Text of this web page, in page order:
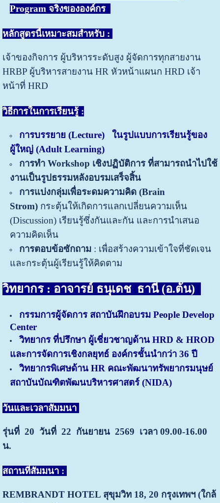
Program จริงขององค์กร
หลักสูตรนี้เหมาะสมสำหรับ :
เจ้าของกิจการ ผู้บริหารระดับสูง ผู้จัดการทุกสายงาน
HRBP ผู้บริหารสายงาน HR หัวหน้าแผนก HRD เจ้า
หน้าที่ HRD
วิธีการในการเรียนรู้:
การบรรยาย (Lecture) ในรูปแบบการเรียนรู้ของ
ผู้ใหญ่ (Adult Learning)
การทำ Workshop เชิงปฏิบัติการ ที่สามารถนำไปใช้
งานเป็นรูปธรรมหลังอบรมเสร็จสิ้น
การแบ่งกลุ่มเพื่อระดมความคิด (Brain
Strom)กระตุ้นให้เกิดการแลกเปลี่ยนความเห็น
(Discussion) เรียนรู้ซึ่งกันและกัน และการนำเสนอ
ความคิดเห็น
การตอบข้อซักถาม: เพื่อสร้างความเข้าใจที่ชัดเจน
และกระตุ้นผู้เรียนรู้ให้คิดตาม
วิทยากร : อาจารย์ ธนุเดช ธานี (อ.ต้น)
กรรมการผู้จัดการ สถาบันฝึกอบรม People Develop
Center
วิทยากร ที่ปรึกษา ผู้เชี่ยวชาญด้าน HRD & HROD
และการจัดการเชิงกลยุทธ์ องค์กรชั้นนำกว่า 36 ปี
วิทยากรพิเศษด้าน HR คณะพัฒนาทรัพยากรมนุษย์
สถาบันบัณฑิตพัฒนบริหารศาสตร์ (NIDA)
วันและเวลาสัมมนา
รุ่นที่ 20 วันที่ 22 กันยายน 2569 เวลา 09.00-16.00
น.
สถานที่สัมมนา :
REMBRANDT HOTEL สุขุมวิท 18, 20 กรุงเทพฯ (ใกล้